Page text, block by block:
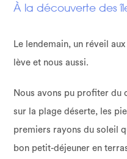
À la découverte des
Le lendemain, un réveil
lève et nous aussi.
Nous avons pu profiter du
sur la plage déserte, les
premiers rayons du soleil
bon petit-déjeuner en